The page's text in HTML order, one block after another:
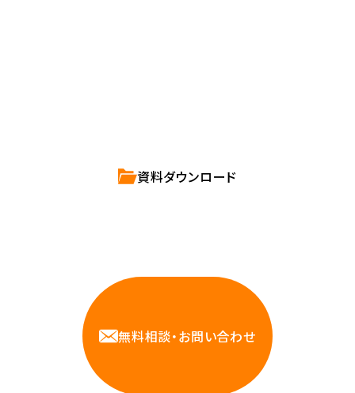
資料ダウンロード
無料相談・お問い合わせ